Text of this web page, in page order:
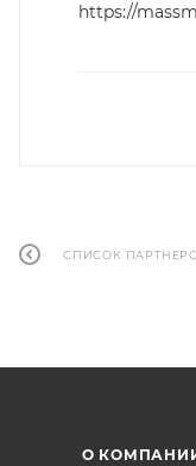
https://
СПИСОК
О